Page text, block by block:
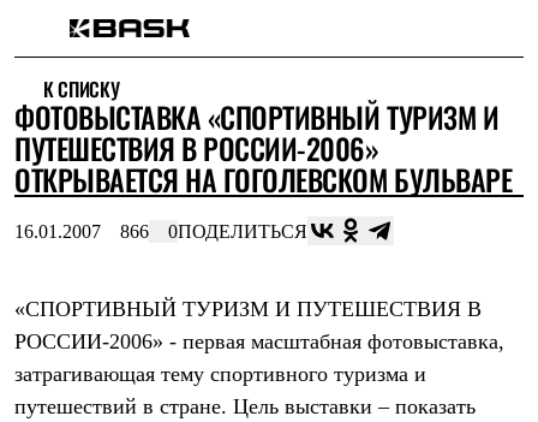
Интернет-магазин
Мужская одежда
Утепленная пухом
Куртки
Брюки
Комбинезоны
Штормовая одежда
Куртки
Софтшелл одежда
Куртки
К СПИСКУ
ФОТОВЫСТАВКА «СПОРТИВНЫЙ ТУРИЗМ И
ПУТЕШЕСТВИЯ В РОССИИ-2006»
ОТКРЫВАЕТСЯ НА ГОГОЛЕВСКОМ БУЛЬВАРЕ
16.01.2007 866 0ПОДЕЛИТЬСЯ
«СПОРТИВНЫЙ ТУРИЗМ И ПУТЕШЕСТВИЯ В
РОССИИ-2006» - первая масштабная фотовыставка,
затрагивающая тему спортивного туризма и
путешествий в стране. Цель выставки – показать